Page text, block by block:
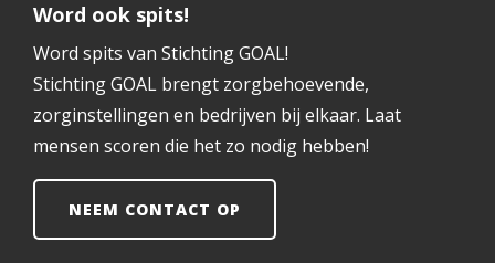
Word ook spits!
Word spits van Stichting GOAL!
Stichting GOAL brengt zorgbehoevende,
zorginstellingen en bedrijven bij elkaar. Laat
mensen scoren die het zo nodig hebben!
NEEM CONTACT OP